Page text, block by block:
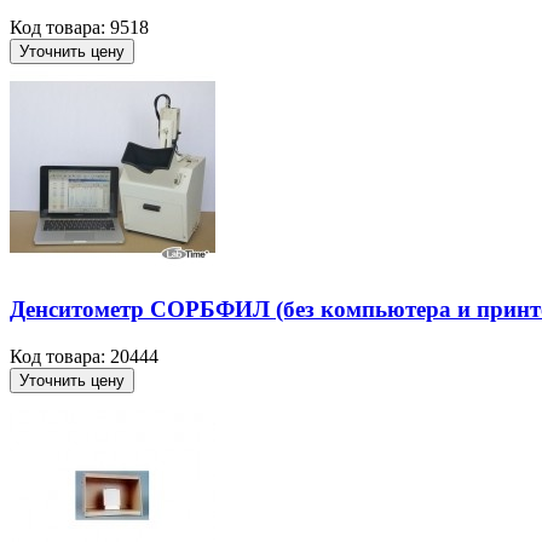
Код товара: 9518
Уточнить цену
Денситометр СОРБФИЛ (без компьютера и
Код товара: 20444
Уточнить цену